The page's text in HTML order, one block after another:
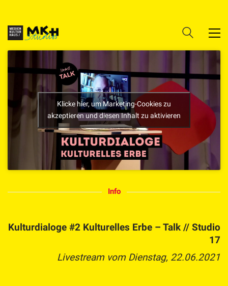
Klicke hier, um Marketing-Cookies zu
akzeptieren und diesen Inhalt zu aktivieren
Info
Kulturdialoge #2 Kulturelles Erbe – Talk // Studio
17
Livestream vom Dienstag, 22.06.2021